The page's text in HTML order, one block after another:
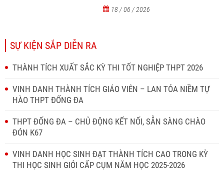
18 / 06 / 2026
SỰ KIỆN SẮP DIỄN RA
THÀNH TÍCH XUẤT SẮC KỲ THI TỐT NGHIỆP THPT 2026
VINH DANH THÀNH TÍCH GIÁO VIÊN – LAN TỎA NIỀM TỰ
HÀO THPT ĐỐNG ĐA
THPT ĐỐNG ĐA – CHỦ ĐỘNG KẾT NỐI, SẴN SÀNG CHÀO
ĐÓN K67
VINH DANH HỌC SINH ĐẠT THÀNH TÍCH CAO TRONG KỲ
THI HỌC SINH GIỎI CẤP CỤM NĂM HỌC 2025-2026